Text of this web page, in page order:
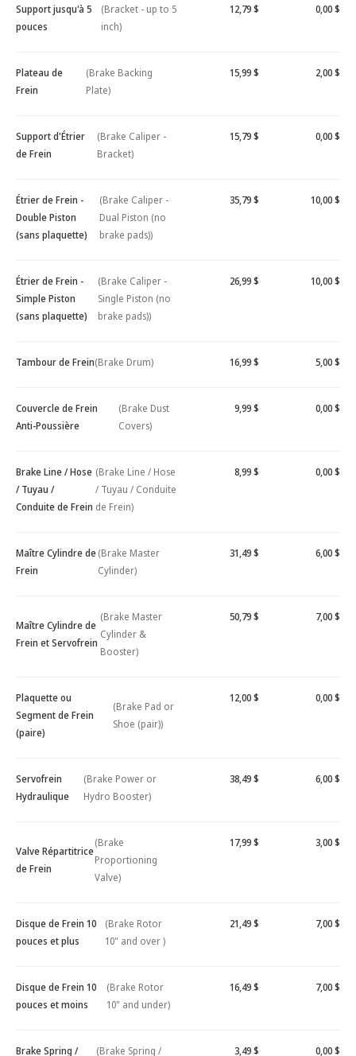
Support jusqu'à 5
pouces
(Bracket - up to 5
inch)
12,79 $ 0,00 $
Plateau de
Frein
(Brake Backing
Plate)
15,99 $ 2,00 $
Support d'Étrier
de Frein
(Brake Caliper -
Bracket)
15,79 $ 0,00 $
Étrier de Frein -
Double Piston
(sans plaquette)
(Brake Caliper -
Dual Piston (no
brake pads))
35,79 $ 10,00 $
Étrier de Frein -
Simple Piston
(sans plaquette)
(Brake Caliper -
Single Piston (no
brake pads))
26,99 $ 10,00 $
Tambour de Frein(Brake Drum) 16,99 $ 5,00 $
Couvercle de Frein
Anti-Poussière
(Brake Dust
Covers)
9,99 $ 0,00 $
Brake Line / Hose
/ Tuyau /
Conduite de Frein
(Brake Line / Hose
/ Tuyau / Conduite
de Frein)
8,99 $ 0,00 $
Maître Cylindre de
Frein
(Brake Master
Cylinder)
31,49 $ 6,00 $
Maître Cylindre de
Frein et Servofrein
(Brake Master
Cylinder &
Booster)
50,79 $ 7,00 $
Plaquette ou
Segment de Frein
(paire)
(Brake Pad or
Shoe (pair))
12,00 $ 0,00 $
Servofrein
Hydraulique
(Brake Power or
Hydro Booster)
38,49 $ 6,00 $
Valve Répartitrice
de Frein
(Brake
Proportioning
Valve)
17,99 $ 3,00 $
Disque de Frein 10
pouces et plus
(Brake Rotor
10" and over )
21,49 $ 7,00 $
Disque de Frein 10
pouces et moins
(Brake Rotor
10" and under)
16,49 $ 7,00 $
Brake Spring /
(Brake Spring /
3,49 $ 0,00 $